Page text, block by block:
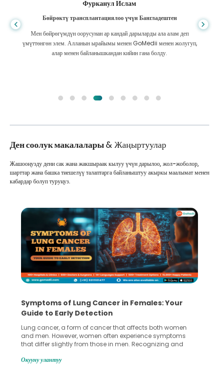
Фурканул Ислам
Бөйрөктү трансплантациялоо үчүн Бангладештен
Мен бөйрөгүмдүн оорусунан ар кандай дарыларды ала алам деп
үмүттөнгөн элем. Алланын ырайымы менен GoMedii менен жолугуп,
алар менен байланышкандан кийин гана болду.
Ден соолук макалалары& Жаңыртуулар
Жашооңузду дени сак жана жакшыраак кылуу үчүн дарылоо, жол-жоболор,
шарттар жана башка тиешелүү талаптарга байланыштуу акыркы маалымат менен
кабардар болуп туруңуз.
Symptoms of Lung Cancer in Females: Your
Guide to Early Detection
Lung cancer, a form of cancer that affects both women
and men. However, women often experience symptoms
that differ slightly from those in men. Recognizing and
in detecting the disease early, which significantly
Окууну улантуу